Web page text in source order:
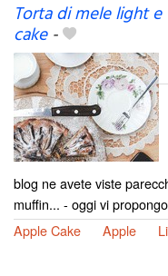
Torta di mele light
cake-
blog ne avete viste
muffin... - oggi vi
Apple Cake
Apple